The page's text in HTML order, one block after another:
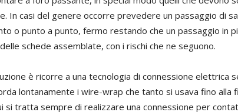
In casi del genere occorre prevedere un passaggio di
o punto a punto, fermo restando che un passaggio in
schede assemblate, con i rischi che ne seguono.
è ricorre a una tecnologia di connessione elettrica
lontanamente i wire-wrap che tanto si usava fino alla
si tratta sempre di realizzare una connessione per